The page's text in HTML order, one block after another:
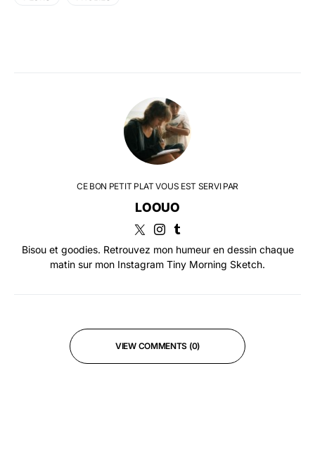
CE BON PETIT PLAT VOUS EST SERVI PAR
LOOUO
Bisou et goodies. Retrouvez mon humeur en dessin chaque
matin sur mon Instagram Tiny Morning Sketch.
VIEW COMMENTS (0)